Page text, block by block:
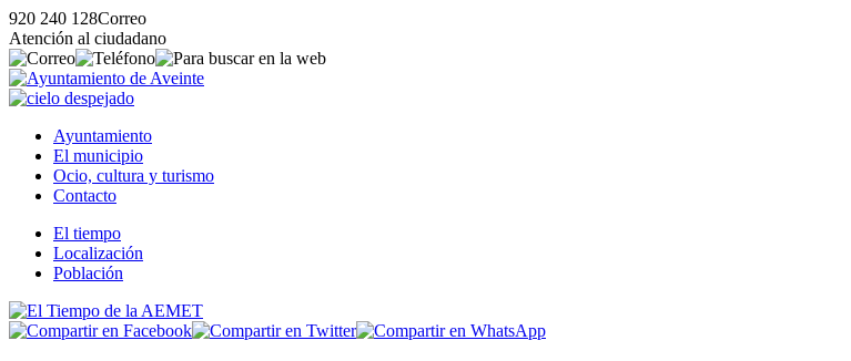
920 240 128Correo
Atención al ciudadano
Ayuntamiento
El municipio
Ocio, cultura y turismo
Contacto
El tiempo
Localización
Población